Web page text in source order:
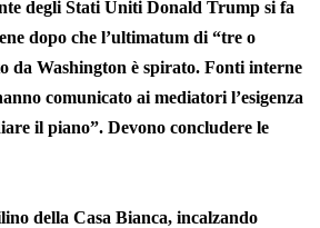
degli Stati Uniti Donald Trump si fa
dopo che l’ultimatum di “tre o
da Washington è spirato. Fonti interne
comunicato ai mediatori l’esigenza
il piano”. Devono concludere le
della Casa Bianca, incalzando